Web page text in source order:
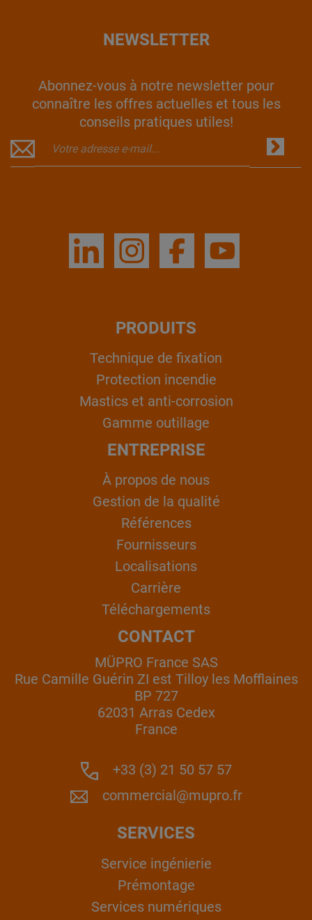
NEWSLETTER
Abonnez-vous à notre newsletter pour
connaître les offres actuelles et tous les
conseils pratiques utiles!
PRODUITS
Technique de fixation
Protection incendie
Mastics et anti-corrosion
Gamme outillage
ENTREPRISE
À propos de nous
Gestion de la qualité
Références
Fournisseurs
Localisations
Carrière
Téléchargements
CONTACT
MÜPRO France SAS
Rue Camille Guérin ZI est Tilloy les Mofflaines
BP 727
62031 Arras Cedex
France
+33 (3) 21 50 57 57
commercial@mupro.fr
SERVICES
Service ingénierie
Prémontage
Services numériques